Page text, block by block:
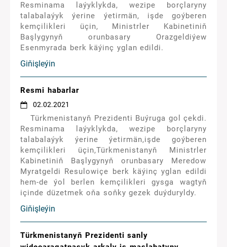
Resminama laýyklykda, wezipe borçlaryny
talabalaýyk ýerine ýetirmän, işde goýberen
kemçilikleri üçin, Ministrler Kabinetiniň
Başlygynyň orunbasary Orazgeldiýew
Esenmyrada berk käýinç yglan edildi.
Giňişleýin
Resmi habarlar
02.02.2021
Türkmenistanyň Prezidenti Buýruga gol çekdi.
Resminama laýyklykda, wezipe borçlaryny
talabalaýyk ýerine ýetirmän,işde goýberen
kemçilikleri üçin,Türkmenistanyň Ministrler
Kabinetiniň Başlygynyň orunbasary Meredow
Myratgeldi Resulowiçe berk käýinç yglan edildi
hem-de ýol berlen kemçilikleri gysga wagtyň
içinde düzetmek oňa soňky gezek duýduryldy.
Giňişleýin
Türkmenistanyň Prezidenti sanly